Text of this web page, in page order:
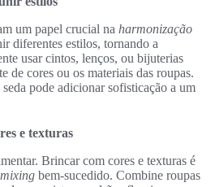
um papel crucial na harmonização
diferentes estilos, tornando a
usar cintos, lenços, ou bijuterias
de cores ou os materiais das roupas.
pode adicionar sofisticação a um
e texturas
Brincar com cores e texturas é
bem-sucedido. Combine roupas